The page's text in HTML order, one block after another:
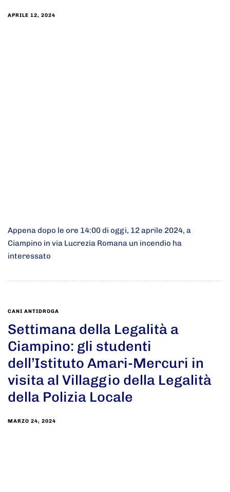
APRILE 12, 2024
Appena dopo le ore 14:00 di oggi, 12 aprile 2024, a
Ciampino in via Lucrezia Romana un incendio ha
interessato
CANI ANTIDROGA
Settimana della Legalità a
Ciampino: gli studenti
dell’Istituto Amari-Mercuri in
visita al Villaggio della Legalità
della Polizia Locale
MARZO 24, 2024